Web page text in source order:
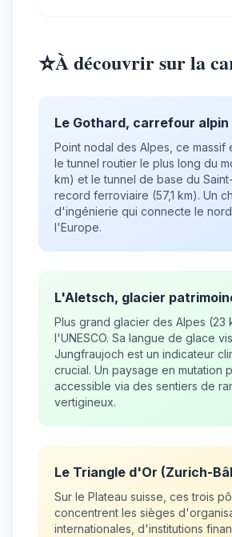
⭐À découvrir sur la
Le Gothard, carrefour alpin
Point nodal des Alpes, ce massif
le tunnel routier le plus long du
km) et le tunnel de base du
record ferroviaire (57,1 km). Un
d'ingénierie qui connecte le
l'Europe.
L'Aletsch, glacier
Plus grand glacier des Alpes (23
l'UNESCO. Sa langue de glace
Jungfraujoch est un indicateur
crucial. Un paysage en mutation
accessible via des sentiers de
vertigineux.
Le Triangle d'Or (Zurich-
Sur le Plateau suisse, ces trois
concentrent les sièges
internationales, d'institutions